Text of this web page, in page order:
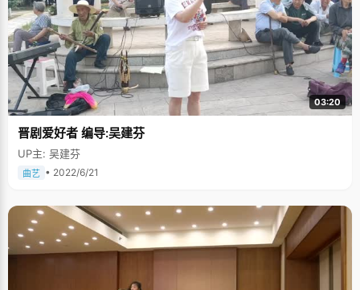
03:20
晋剧爱好者 编导:吴建芬
UP主: 吴建芬
曲艺 • 2022/6/21